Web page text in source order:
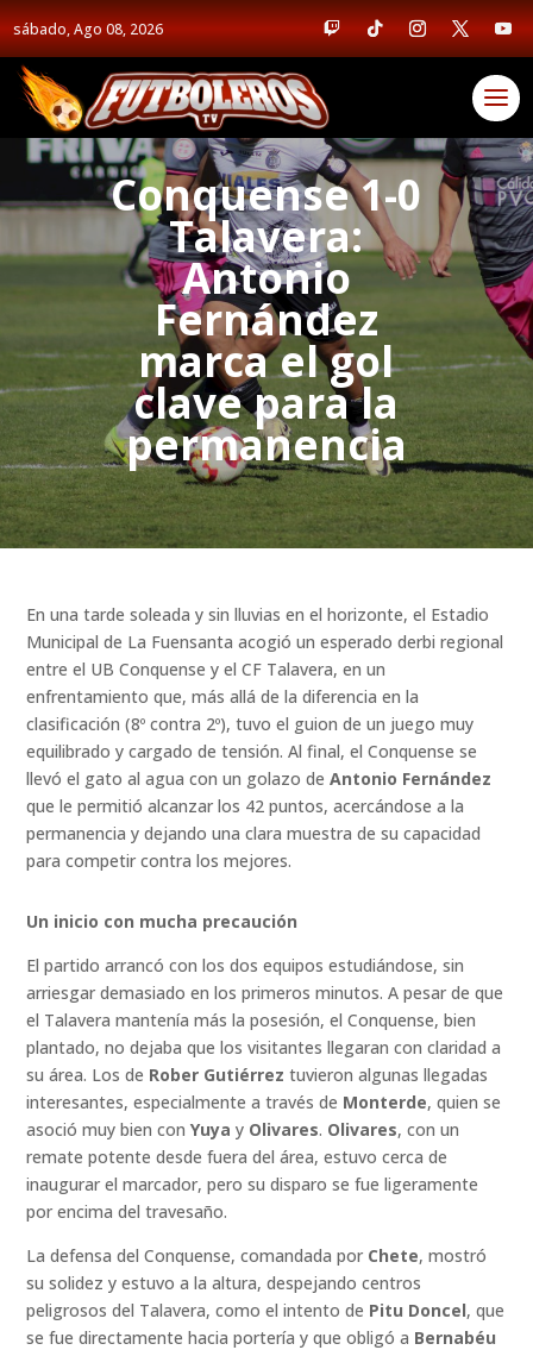
sábado, Ago 08, 2026
Conquense 1-0
Talavera:
Antonio
Fernández
marca el gol
clave para la
permanencia
En una tarde soleada y sin lluvias en el horizonte, el Estadio
Municipal de La Fuensanta acogió un esperado derbi regional
entre el UB Conquense y el CF Talavera, en un
enfrentamiento que, más allá de la diferencia en la
clasificación (8º contra 2º), tuvo el guion de un juego muy
equilibrado y cargado de tensión. Al final, el Conquense se
llevó el gato al agua con un golazo deAntonio Fernández
que le permitió alcanzar los 42 puntos, acercándose a la
permanencia y dejando una clara muestra de su capacidad
para competir contra los mejores.
Un inicio con mucha precaución
El partido arrancó con los dos equipos estudiándose, sin
arriesgar demasiado en los primeros minutos. A pesar de que
el Talavera mantenía más la posesión, el Conquense, bien
plantado, no dejaba que los visitantes llegaran con claridad a
su área. Los de Rober Gutiérrez tuvieron algunas llegadas
interesantes, especialmente a través de Monterde, quien se
asoció muy bien conYuya y Olivares. Olivares, con un
remate potente desde fuera del área, estuvo cerca de
inaugurar el marcador, pero su disparo se fue ligeramente
por encima del travesaño.
La defensa del Conquense, comandada por Chete, mostró
su solidez y estuvo a la altura, despejando centros
peligrosos del Talavera, como el intento de Pitu Doncel, que
se fue directamente hacia portería y que obligó a Bernabéu